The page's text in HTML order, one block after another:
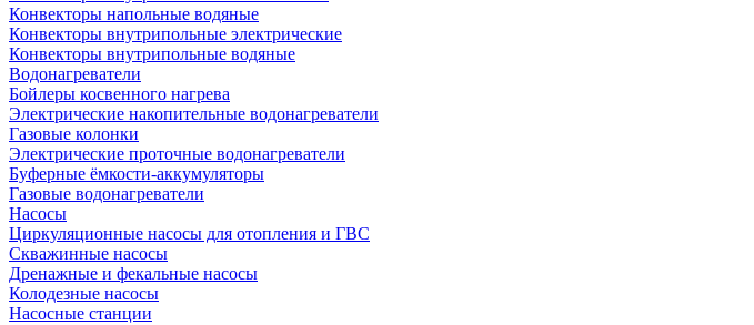
Конвекторы напольные водяные
Конвекторы внутрипольные электрические
Конвекторы внутрипольные водяные
Водонагреватели
Бойлеры косвенного нагрева
Электрические накопительные водонагреватели
Газовые колонки
Электрические проточные водонагреватели
Буферные ёмкости-аккумуляторы
Газовые водонагреватели
Насосы
Циркуляционные насосы для отопления и ГВС
Скважинные насосы
Дренажные и фекальные насосы
Колодезные насосы
Насосные станции